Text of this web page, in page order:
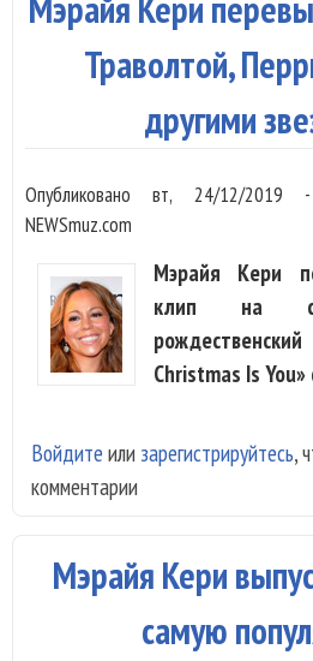
Траволтой,
другими
Опубликовановт, 24/12/2019
NEWSmuz.com
Мэрайя Кери
клип на
Christmas Is
Войдите или зарегистрируйтесь,
комментарии
Мэрайя Кери
самую